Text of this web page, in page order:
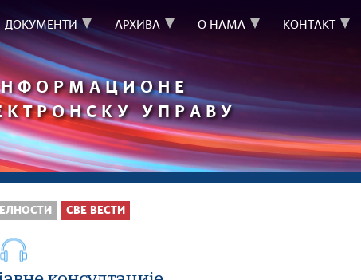
ДОКУМЕНТИ АРХИВА О НАМА КОНТАКТ
УПРАВУ
СВЕ ВЕСТИ